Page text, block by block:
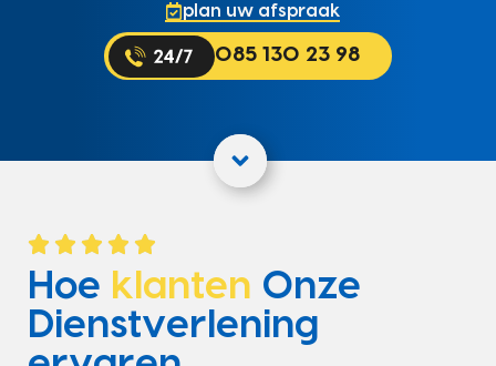
plan uw afspraak
085 130 23 98
Hoe klanten Onze
Dienstverlening